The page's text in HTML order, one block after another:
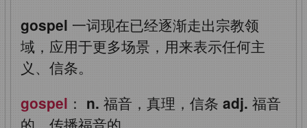
gospel 一词现在已经逐渐走出宗教领
域，应用于更多场景，用来表示任何主
义、信条。
gospel ： n. 福音，真理，信条 adj. 福音
的，传播福音的